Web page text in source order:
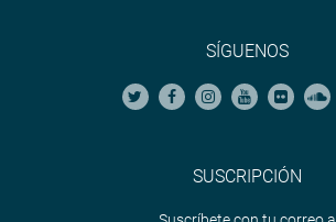
SÍGUENOS
SUSCRIPCIÓN